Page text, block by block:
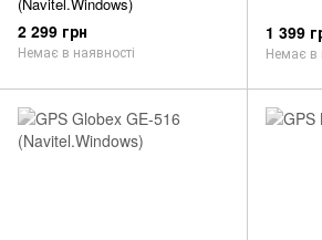
2 299 грн
Немає в наявності
1 399
Немає в